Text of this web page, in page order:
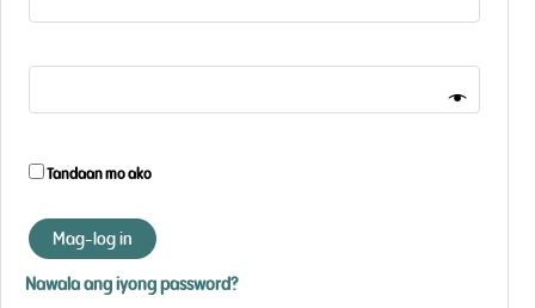
Tandaan mo ako
Mag-log in
Nawala ang iyong password?